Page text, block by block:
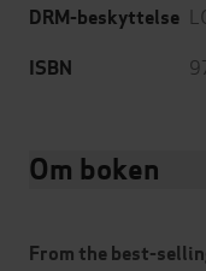
DRM-beskyttelse
ISBN
Om boken
From the best-